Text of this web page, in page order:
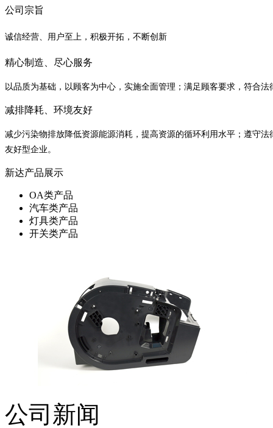
公司宗旨
诚信经营、用户至上，积极开拓，不断创新
精心制造、尽心服务
以品质为基础，以顾客为中心，实施全面管理；满足顾客要求，符合
减排降耗、环境友好
减少污染物排放降低资源能源消耗，提高资源的循环利用水平；遵守
友好型企业。
新达产品展示
OA类产品
汽车类产品
灯具类产品
开关类产品
公司新闻